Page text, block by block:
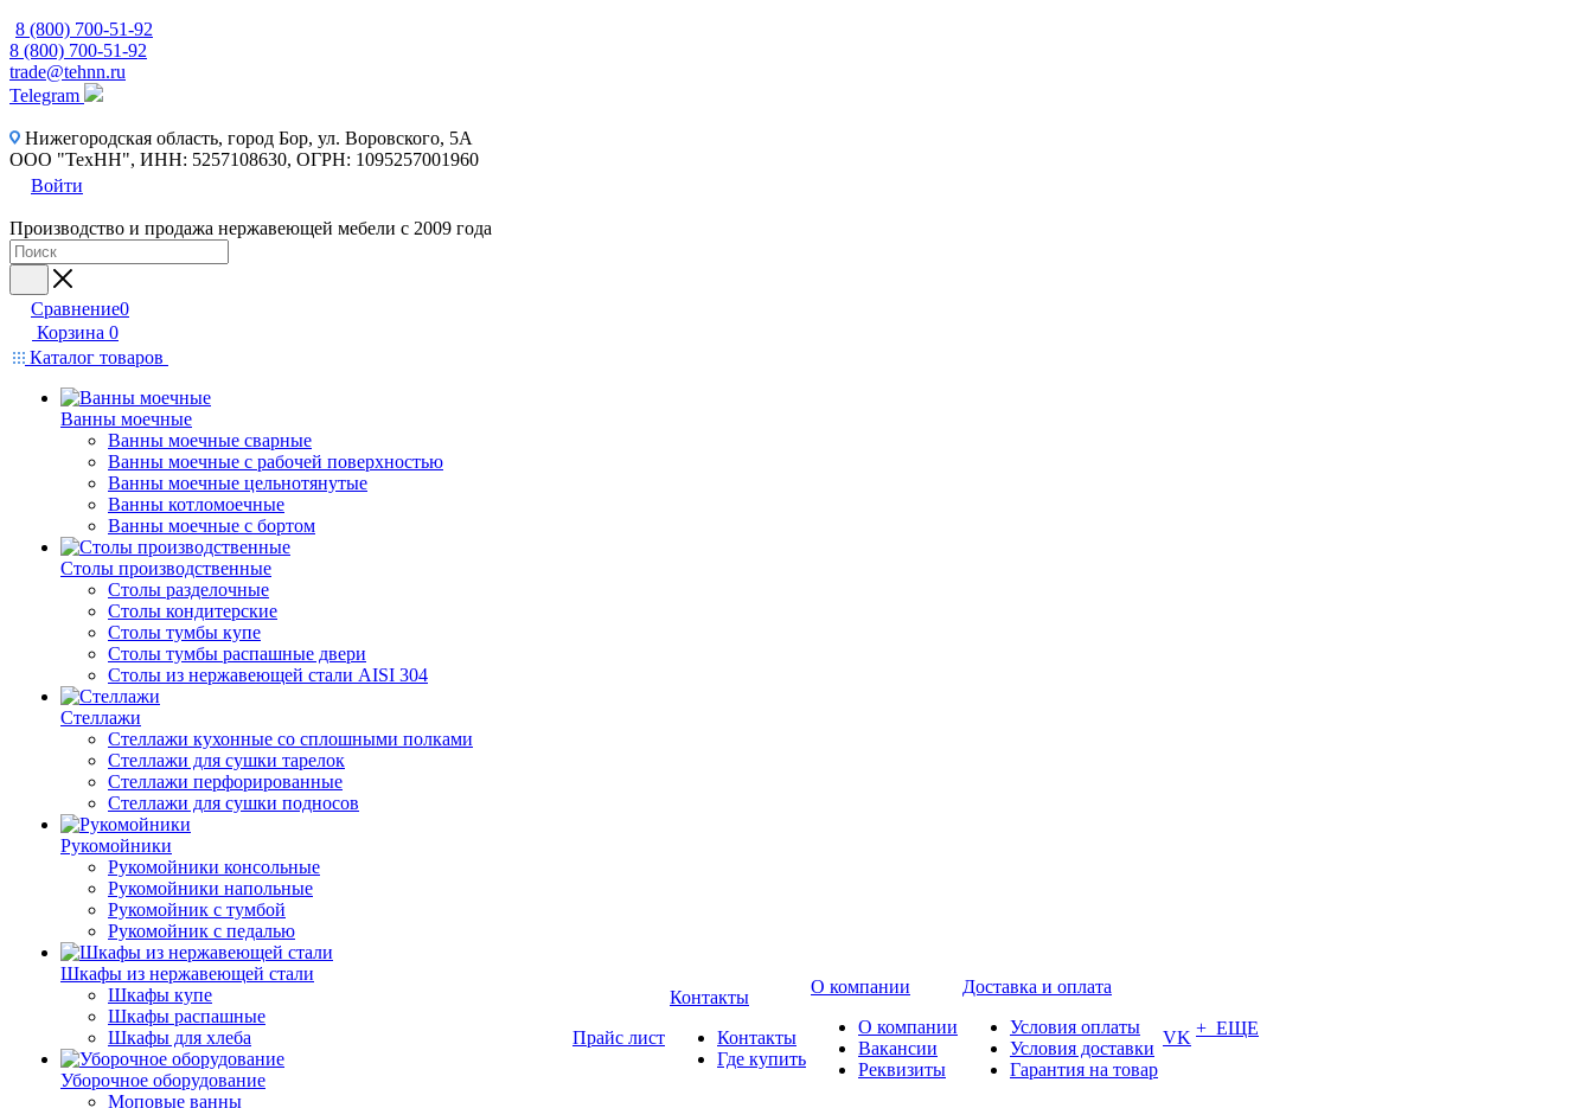
8 (800) 700-51-92
8 (800) 700-51-92
trade@tehnn.ru
Telegram
Нижегородская область, город Бор, ул. Воровского, 5А
ООО "ТехНН", ИНН: 5257108630, ОГРН: 1095257001960
Войти
Производство и продажа нержавеющей мебели с 2009 года
Сравнение0
Корзина 0
Каталог товаров
Ванны моечные
Ванны моечные сварные
Ванны моечные с рабочей поверхностью
Ванны моечные цельнотянутые
Ванны котломоечные
Ванны моечные с бортом
Столы производственные
Столы разделочные
Столы кондитерские
Столы тумбы купе
Столы тумбы распашные двери
Столы из нержавеющей стали AISI 304
Стеллажи
Стеллажи кухонные со сплошными полками
Стеллажи для сушки тарелок
Стеллажи перфорированные
Стеллажи для сушки подносов
Рукомойники
Рукомойники консольные
Рукомойники напольные
Рукомойник с тумбой
Рукомойник с педалью
Шкафы из нержавеющей стали
Шкафы купе
Шкафы распашные
Шкафы для хлеба
Уборочное оборудование
Моповые ванны
Прайс лист
Контакты
Контакты
Где купить
О компании
О компании
Вакансии
Реквизиты
Доставка и оплата
Условия оплаты
Условия доставки
Гарантия на товар
VK + ЕЩЕ